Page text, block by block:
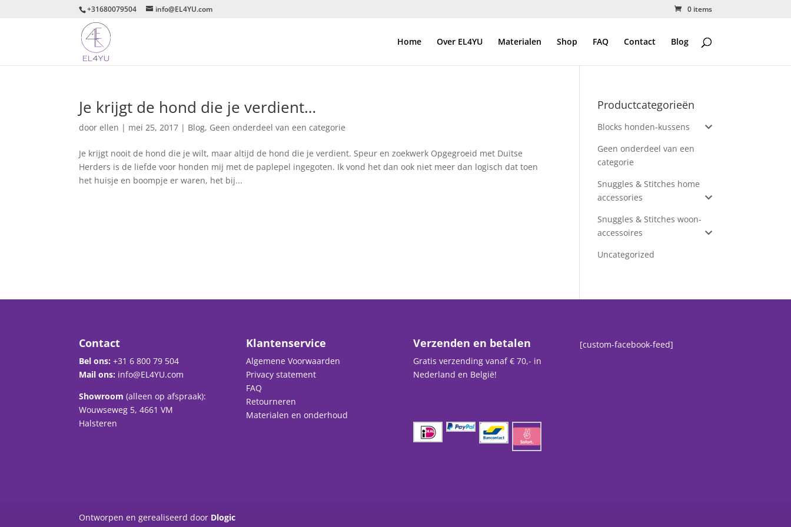
+31680079504 info@EL4YU.com 0 items
Home Over EL4YU Materialen Shop FAQ Contact Blog
Je krijgt de hond die je verdient…
doorellen | mei 25, 2017 | Blog, Geen onderdeel van een categorie
Je krijgt nooit de hond die je wilt, maar altijd de hond die je verdient. Speur en zoekwerk Opgegroeid met Duitse
Herders is de liefde voor honden mij met de paplepel ingegoten. Ik vond het dan ook niet meer dan logisch dat toen
het huisje en boompje er waren, het bij...
Productcategorieën
Blocks honden-kussens
Geen onderdeel van een
categorie
Snuggles & Stitches home
accessories
Snuggles & Stitches woon-
accessoires
Uncategorized
Contact
Bel ons: +31 6 800 79 504
Mail ons: info@EL4YU.com
Showroom (alleen op afspraak):
Wouwseweg 5, 4661 VM
Halsteren
Klantenservice
Algemene Voorwaarden
Privacy statement
FAQ
Retourneren
Materialen en onderhoud
Verzenden en betalen
Gratis verzending vanaf € 70,- in
Nederland en België!
[custom-facebook-feed]
Ontworpen en gerealiseerd door Dlogic